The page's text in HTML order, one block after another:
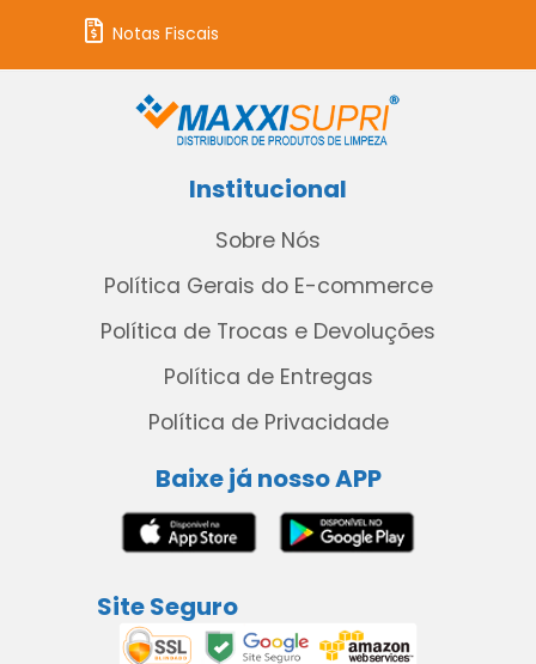
Notas Fiscais
Institucional
Sobre Nós
Política Gerais do E-commerce
Política de Trocas e Devoluções
Política de Entregas
Política de Privacidade
Baixe já nosso APP
Site Seguro